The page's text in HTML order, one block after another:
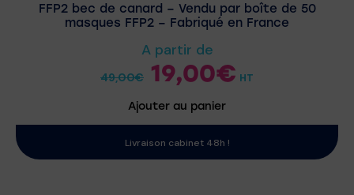
FFP2 bec de canard – Vendu par boîte de 50
masques FFP2 – Fabriqué en France
A partir de
49,00€ 19,00€ HT
Ajouter au panier
Livraison cabinet 48h !